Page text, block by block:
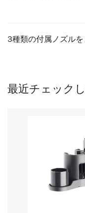
3種類の付属ノズルを
最近チェック